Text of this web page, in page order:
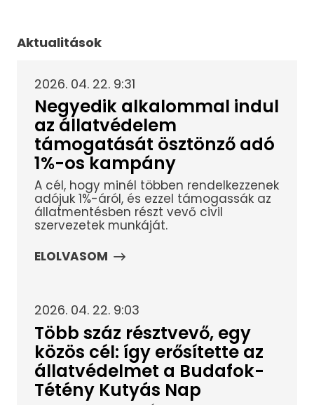
Aktualitások
2026. 04. 22. 9:31
Negyedik alkalommal indul
az állatvédelem
támogatását ösztönző adó
1%-os kampány
A cél, hogy minél többen rendelkezzenek
adójuk 1%-áról, és ezzel támogassák az
állatmentésben részt vevő civil
szervezetek munkáját.
ELOLVASOM
2026. 04. 22. 9:03
Több száz résztvevő, egy
közös cél: így erősítette az
állatvédelmet a Budafok-
Tétény Kutyás Nap